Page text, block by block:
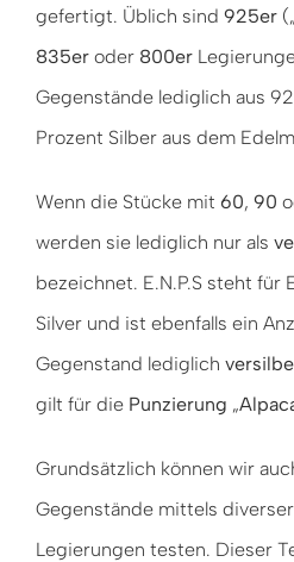
gefertigt. Üblich sind 925er
835eroder 800er
Gegenstände lediglich aus
Prozent Silber aus dem
Wenn die Stücke mit 60, 90
werden sie lediglich nur als
bezeichnet. E.N.P.S steht für
Silver und ist ebenfalls ein
Gegenstand lediglich
gilt für die Punzierung „
Grundsätzlich können wir
Gegenstände mittels diverser
Legierungen testen. Dieser